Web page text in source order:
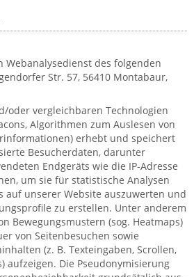
Webanalysedienst des folgenden
Str. 57, 56410 Montabaur,
oder vergleichbaren Technologien
Algorithmen zum Auslesen von
erhebt und speichert
Besucherdaten, darunter
Endgeräts wie die IP-Adresse
um sie für statistische Analysen
auf unserer Website auszuwerten und
zu erstellen. Unter anderem
Bewegungsmustern (sog. Heatmaps)
von Seitenbesuchen sowie
(z. B. Texteingaben, Scrollen,
aufzeigen. Die Pseudonymisierung